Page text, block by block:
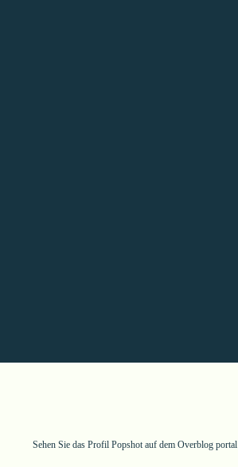
Sehen Sie das Profil Popshotauf dem Overblog portal